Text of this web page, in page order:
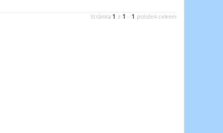
Stránka 1 z 1 - 1 položek celkem